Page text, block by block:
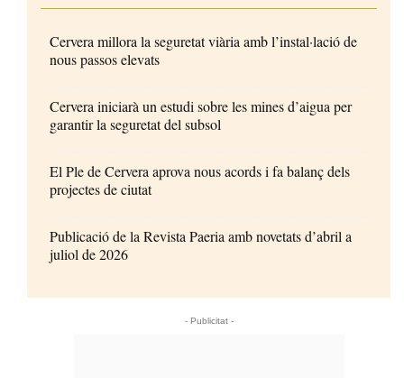
Cervera millora la seguretat viària amb l’instal·lació de
nous passos elevats
Cervera iniciarà un estudi sobre les mines d’aigua per
garantir la seguretat del subsol
El Ple de Cervera aprova nous acords i fa balanç dels
projectes de ciutat
Publicació de la Revista Paeria amb novetats d’abril a
juliol de 2026
- Publicitat -